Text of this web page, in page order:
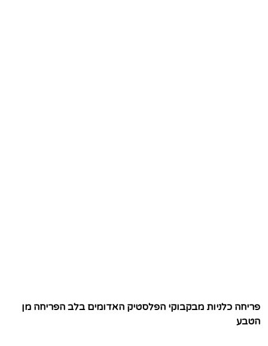
פריחה כלניות מבקבוקי הפלסטיק האדומים בלב הפריחה מן
הטבע